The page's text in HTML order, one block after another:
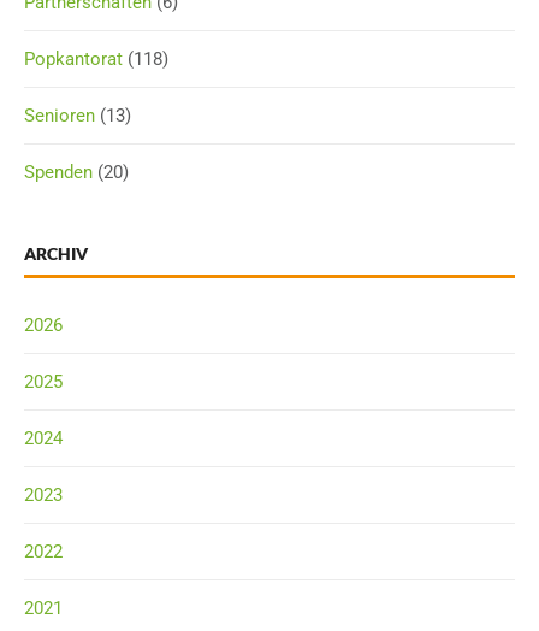
Popkantorat (118)
Senioren (13)
Spenden (20)
ARCHIV
2026
2025
2024
2023
2022
2021